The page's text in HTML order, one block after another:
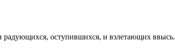
радующихся, оступившихся, и взлетающих ввысь.